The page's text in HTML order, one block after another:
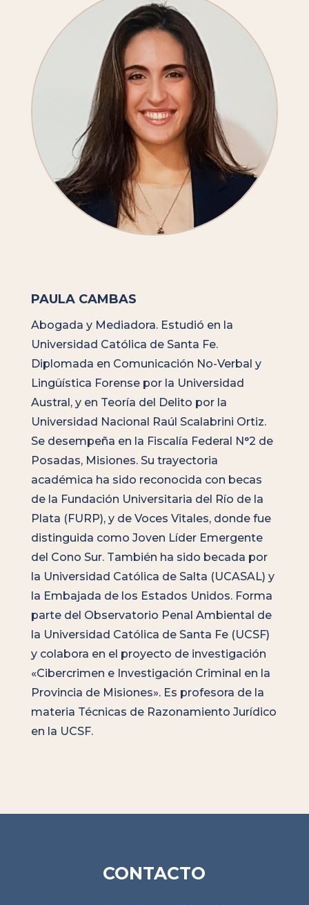
PAULA CAMBAS
Abogada y Mediadora. Estudió en la
Universidad Católica de Santa Fe.
Diplomada en Comunicación No-Verbal y
Lingüística Forense por la Universidad
Austral, y en Teoría del Delito por la
Universidad Nacional Raúl Scalabrini Ortiz.
Se desempeña en la Fiscalía Federal N°2 de
Posadas, Misiones. Su trayectoria
académica ha sido reconocida con becas
de la Fundación Universitaria del Río de la
Plata (FURP), y de Voces Vitales, donde fue
distinguida como Joven Líder Emergente
del Cono Sur. También ha sido becada por
la Universidad Católica de Salta (UCASAL) y
la Embajada de los Estados Unidos. Forma
parte del Observatorio Penal Ambiental de
la Universidad Católica de Santa Fe (UCSF)
y colabora en el proyecto de investigación
«Cibercrimen e Investigación Criminal en la
Provincia de Misiones». Es profesora de la
materia Técnicas de Razonamiento Jurídico
en la UCSF.
CONTACTO